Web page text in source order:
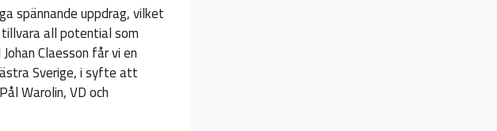
spännande uppdrag, vilket
all potential som
Claesson får vi en
Sverige, i syfte att
Warolin, VD och